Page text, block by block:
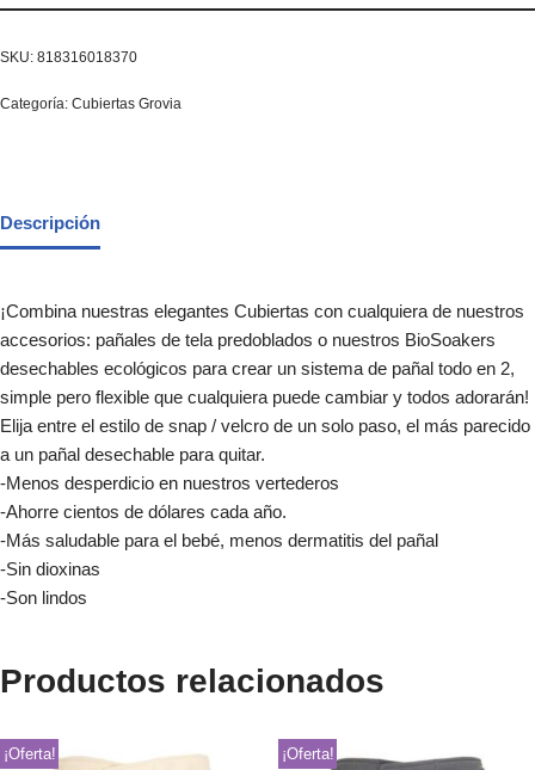
SKU: 818316018370
Categoría: Cubiertas Grovia
Descripción
¡Combina nuestras elegantes Cubiertas con cualquiera de nuestros
accesorios: pañales de tela predoblados o nuestros BioSoakers
desechables ecológicos para crear un sistema de pañal todo en 2,
simple pero flexible que cualquiera puede cambiar y todos adorarán!
Elija entre el estilo de snap / velcro de un solo paso, el más parecido
a un pañal desechable para quitar.
-Menos desperdicio en nuestros vertederos
-Ahorre cientos de dólares cada año.
-Más saludable para el bebé, menos dermatitis del pañal
-Sin dioxinas
-Son lindos
Productos relacionados
¡Oferta! ¡Oferta!